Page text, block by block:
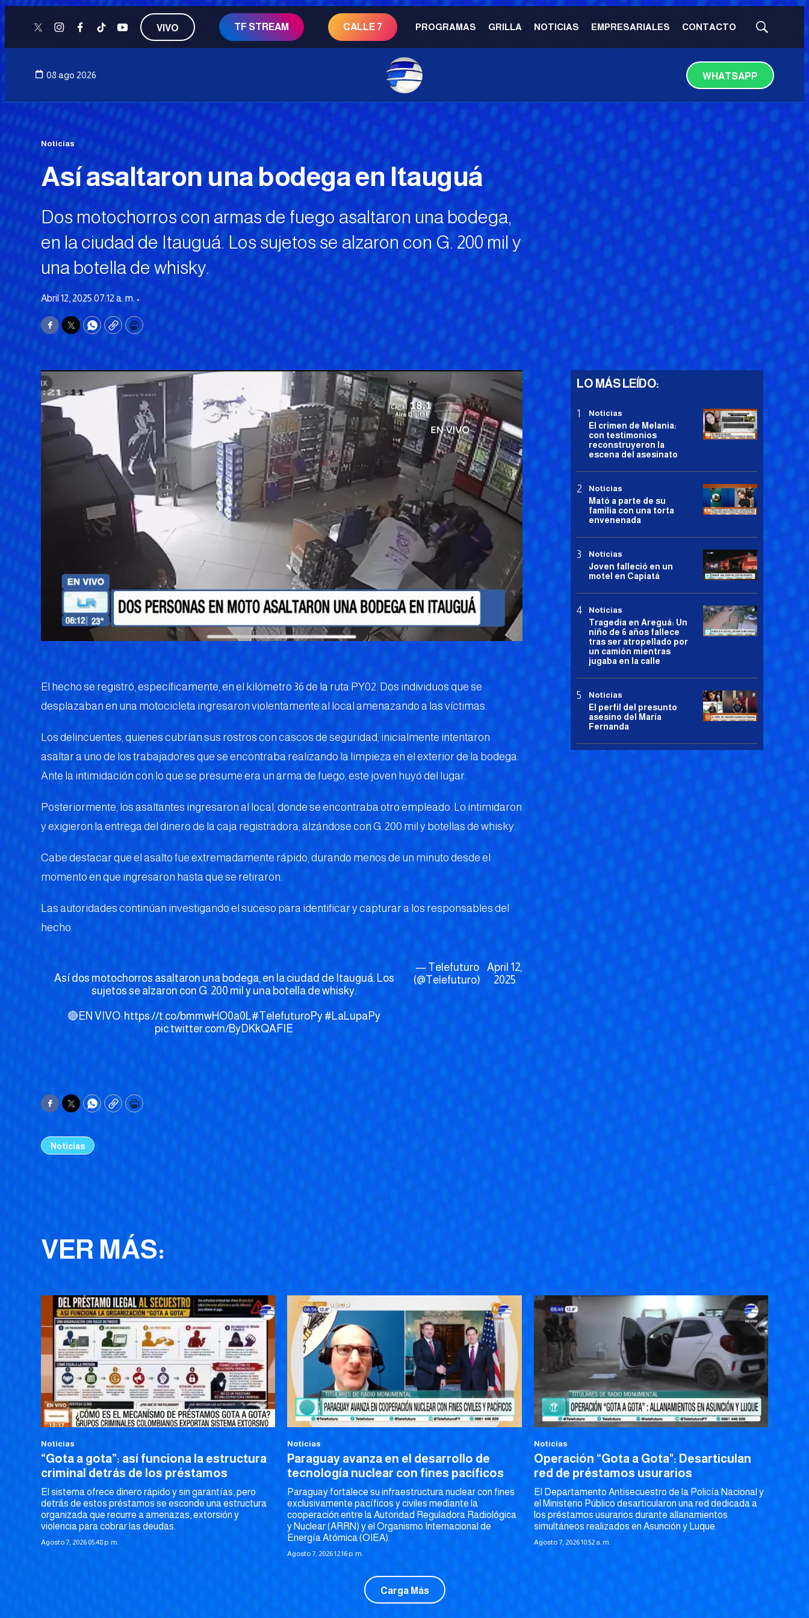
twitterinstagram
facebook
tiktokyoutubeVIVO TF STREAM CALLE 7 PROGRAMAS GRILLA NOTICIAS EMPRESARIALES CONTACTO
Mostrar
08 ago 2026 WHATSAPP
Noticias
Así asaltaron una bodega en Itauguá
Dos motochorros con armas de fuego asaltaron una bodega,
en la ciudad de Itauguá. Los sujetos se alzaron con G. 200 mil y
una botella de whisky.
Abril 12, 2025 07:12 a. m. •
Facebook
TwitterWhatsApp
CopyPrint
El hecho se registró, específicamente, en el kilómetro 36 de la ruta PY02. Dos individuos que se
desplazaban en una motocicleta ingresaron violentamente al local amenazando a las víctimas.
Los delincuentes, quienes cubrían sus rostros con cascos de seguridad, inicialmente intentaron
asaltar a uno de los trabajadores que se encontraba realizando la limpieza en el exterior de la bodega.
Ante la intimidación con lo que se presume era un arma de fuego, este joven huyó del lugar.
Posteriormente, los asaltantes ingresaron al local, donde se encontraba otro empleado. Lo intimidaron
y exigieron la entrega del dinero de la caja registradora, alzándose con G. 200 mil y botellas de whisky.
Cabe destacar que el asalto fue extremadamente rápido, durando menos de un minuto desde el
momento en que ingresaron hasta que se retiraron.
Las autoridades continúan investigando el suceso para identificar y capturar a los responsables del
hecho.
Así dos motochorros asaltaron una bodega, en la ciudad de Itauguá. Los
sujetos se alzaron con G. 200 mil y una botella de whisky.
🔴EN VIVO: https://t.co/bmmwHO0a0L#TelefuturoPy #LaLupaPy
pic.twitter.com/ByDKkQAFIE
— Telefuturo
(@Telefuturo)
April 12,
2025
Facebook
TwitterWhatsApp
CopyPrint
Noticias
LO MÁS LEÍDO:
Noticias
El crimen de Melania:
con testimonios
reconstruyeron la
escena del asesinato
Noticias
Mató a parte de su
familia con una torta
envenenada
Noticias
Joven falleció en un
motel en Capiatá
Noticias
Tragedia en Areguá: Un
niño de 6 años fallece
tras ser atropellado por
un camión mientras
jugaba en la calle
Noticias
El perfil del presunto
asesino del María
Fernanda
VER MÁS:
Noticias
“Gota a gota”: así funciona la estructura
criminal detrás de los préstamos
El sistema ofrece dinero rápido y sin garantías, pero
detrás de estos préstamos se esconde una estructura
organizada que recurre a amenazas, extorsión y
violencia para cobrar las deudas.
Agosto 7, 2026 05:48 p. m.
Noticias
Paraguay avanza en el desarrollo de
tecnología nuclear con fines pacíficos
Paraguay fortalece su infraestructura nuclear con fines
exclusivamente pacíficos y civiles mediante la
cooperación entre la Autoridad Reguladora Radiológica
y Nuclear (ARRN) y el Organismo Internacional de
Energía Atómica (OIEA).
Agosto 7, 2026 12:16 p. m.
Noticias
Operación “Gota a Gota": Desarticulan
red de préstamos usurarios
El Departamento Antisecuestro de la Policía Nacional y
el Ministerio Público desarticularon una red dedicada a
los préstamos usurarios durante allanamientos
simultáneos realizados en Asunción y Luque.
Agosto 7, 2026 10:52 a. m.
Carga Más